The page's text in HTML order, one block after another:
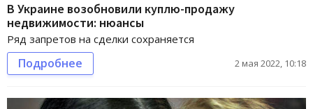
В Украине возобновили куплю-продажу
недвижимости: нюансы
Ряд запретов на сделки сохраняется
Подробнее 2 мая 2022, 10:18